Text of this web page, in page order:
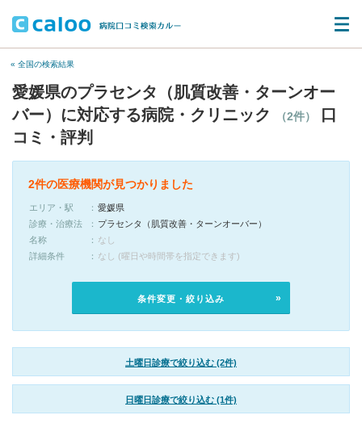
« 全国の検索結果
愛媛県のプラセンタ（肌質改善・ターンオー
バー）に対応する病院・クリニック
（2件）
口
コミ・評判
2件の医療機関が見つかりました
エリア・駅
愛媛県
診療・治療法
プラセンタ（肌質改善・ターンオーバー）
名称
なし
詳細条件
なし (曜日や時間帯を指定できます)
条件変更・絞り込み
土曜日診療で絞り込む (2件)
日曜日診療で絞り込む (1件)